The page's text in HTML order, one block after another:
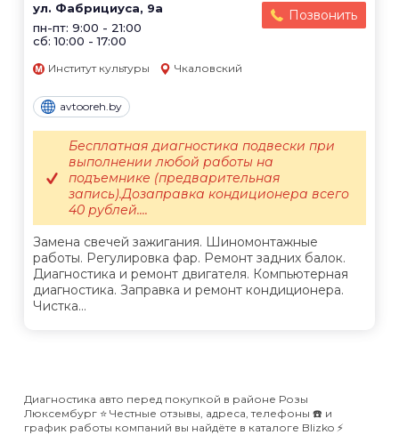
ул. Фабрициуса, 9а
пн-пт: 9:00 - 21:00
сб: 10:00 - 17:00
Позвонить
Институт культуры Чкаловский
avtooreh.by
Замена свечей зажигания. Шиномонтажные
работы. Регулировка фар. Ремонт задних балок.
Диагностика и ремонт двигателя. Компьютерная
диагностика. Заправка и ремонт кондиционера.
Чистка...
Бесплатная диагностика подвески при
выполнении любой работы на
подъемнике (предварительная
запись).Дозаправка кондиционера всего
40 рублей....
Диагностика авто перед покупкой в районе Розы
Люксембург ⭐️ Честные отзывы, адреса, телефоны ☎️ и
график работы компаний вы найдёте в каталоге Blizko ⚡️